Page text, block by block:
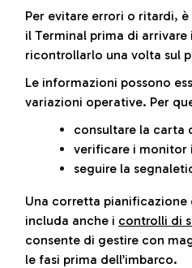
Per evitare errori o ritardi,
il Terminal prima di
ricontrollarlo una volta sul
Le informazioni possono
variazioni operative. Per
consultare la carta
verificare i monitor
seguire la
Una corretta pianificazione
includa anche i controlli di
consente di gestire con
le fasi prima dell’imbarco.